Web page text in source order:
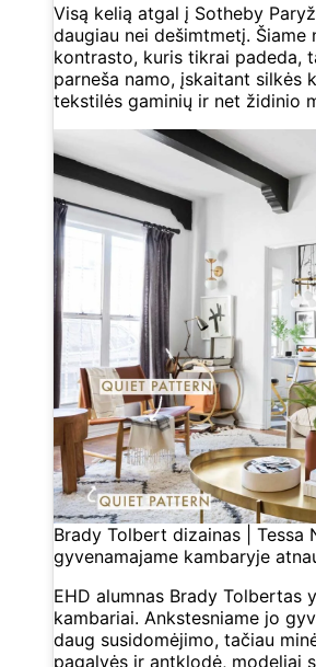
Visą kelią atgal į Sotheby
daugiau nei dešimtmetį.
kontrasto, kuris tikrai padeda,
parneša namo, įskaitant silkės
tekstilės gaminių ir net židinio
Brady Tolbert dizainas | Tessa
gyvenamajame kambaryje
EHD alumnas Brady Tolbertas
kambariai. Ankstesniame jo
daug susidomėjimo, tačiau
pagalvės ir antklodė, modeliai